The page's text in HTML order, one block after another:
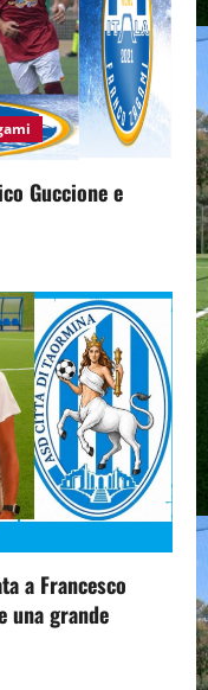
Guccione e
a Francesco
una grande